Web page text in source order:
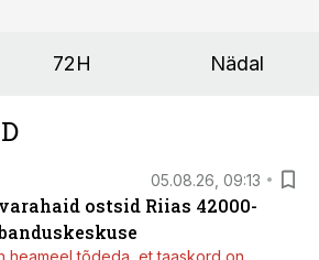
72H Nädal
05.08.26, 09:13
ostsid Riias 42000-
heameel tõdeda, et taaskord on